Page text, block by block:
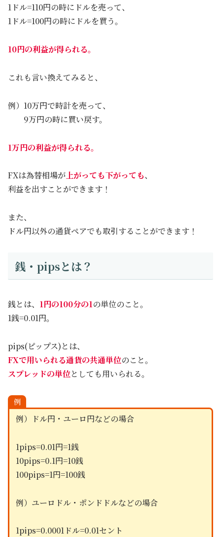
1ドル=110円の時にドルを売って、
1ドル=100円の時にドルを買う。
10円の利益が得られる。
これも言い換えてみると、
例）10万円で時計を売って、
9万円の時に買い戻す。
1万円の利益が得られる。
FXは為替相場が 上がっても下がっても、
利益を出すことができます！
また、
ドル円以外の通貨ペアでも取引することができます！
銭・pipsとは？
銭とは、 1円の100分の1の単位のこと。
1銭=0.01円。
pips(ピップス)とは、
FXで用いられる通貨の共通単位のこと。
スプレッドの単位としても用いられる。
例
例）ドル円・ユーロ円などの場合
1pips=0.01円=1銭
10pips=0.1円=10銭
100pips=1円=100銭
例）ユーロドル・ポンドドルなどの場合
1pips=0.0001ドル=0.01セント